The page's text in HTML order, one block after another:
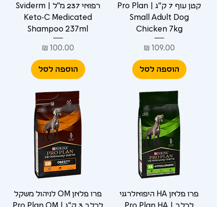
קטן עוף 7 ק"ג | Pro Plan
Small Adult Dog
Chicken 7kg
מחיר
הוספה לסל
רפואי 237 מ"ל | Sviderm
Keto-C Medicated
Shampoo 237ml
מחיר
הוספה לסל
פרו פלאן HA היפואלרגני
פרו פלאן OM לניהול משקל